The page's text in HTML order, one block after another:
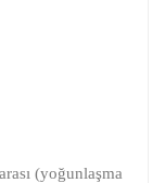
(yoğunlaşma